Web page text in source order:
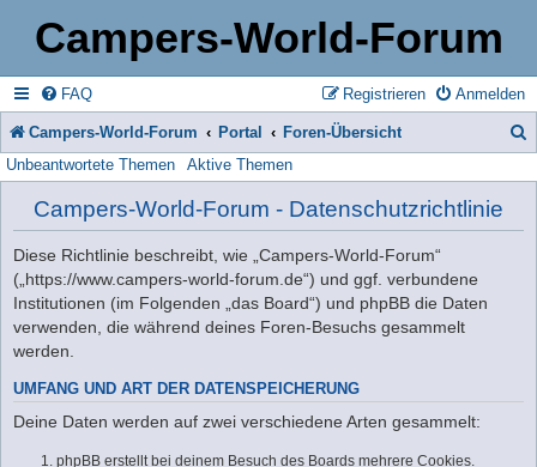
Campers-World-Forum
FAQ Anmelden
Registrieren
Campers-World-Forum Portal Foren-Übersicht
Unbeantwortete Themen Aktive Themen
Campers-World-Forum - Datenschutzrichtlinie
Diese Richtlinie beschreibt, wie „Campers-World-Forum“
(„https://www.campers-world-forum.de“) und ggf. verbundene
Institutionen (im Folgenden „das Board“) und phpBB die Daten
verwenden, die während deines Foren-Besuchs gesammelt
werden.
UMFANG UND ART DER DATENSPEICHERUNG
Deine Daten werden auf zwei verschiedene Arten gesammelt:
phpBB erstellt bei deinem Besuch des Boards mehrere Cookies.